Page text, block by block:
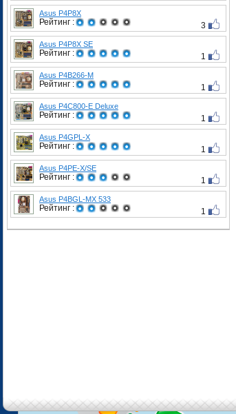
Asus P4P8X
Рейтинг : 3
Asus P4P8X SE
Рейтинг : 1
Asus P4B266-M
Рейтинг : 1
Asus P4C800-E Deluxe
Рейтинг : 1
Asus P4GPL-X
Рейтинг : 1
Asus P4PE-X/SE
Рейтинг : 1
Asus P4BGL-MX 533
Рейтинг : 1